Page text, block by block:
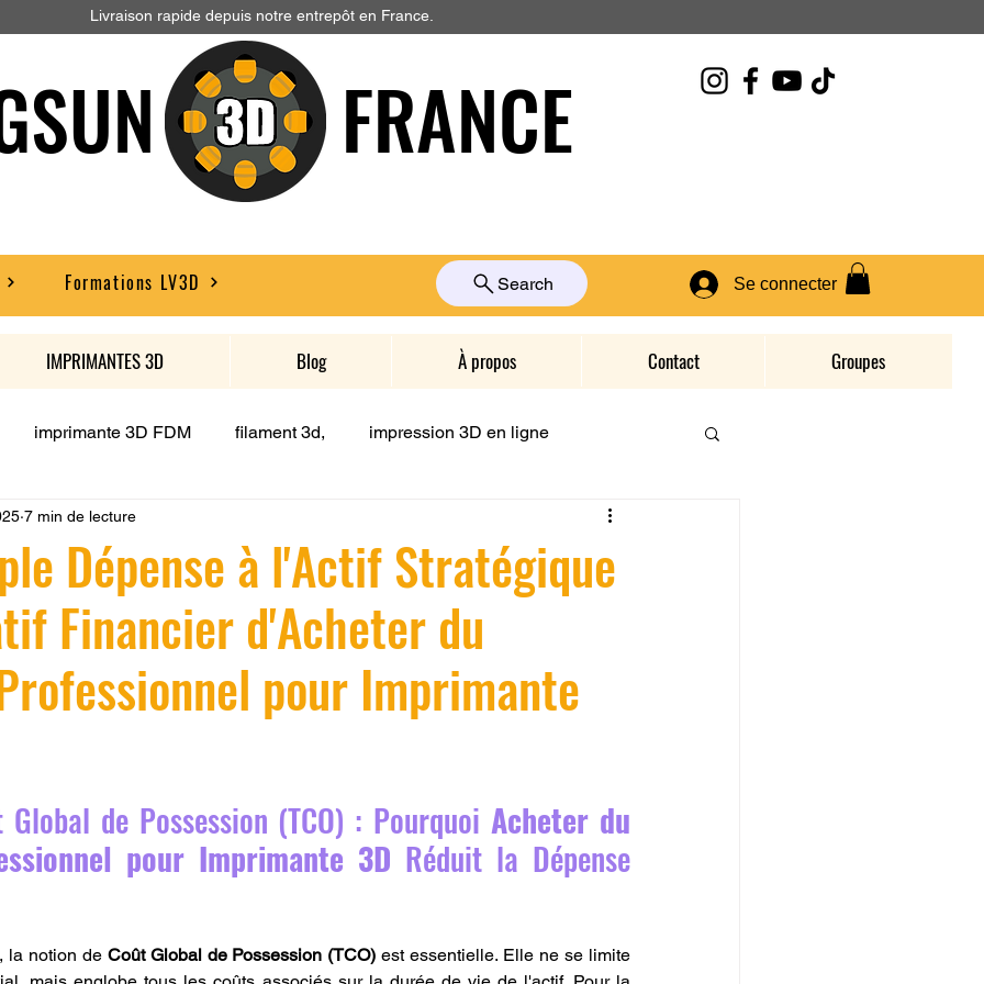
Livraison rapide depuis notre entrepôt en France.
FRANCE
Formations LV3D Se connecter
Search
IMPRIMANTES 3D Blog À propos Contact Groupes
imprimante 3D FDM filament 3d, impression 3D en ligne
Formation
l'impression 3D CPF impression 3D à la demande
une piece en 3D Filament PETG Filament ABS
fusion 360 Formation CREALITY PRINT
Dépense à l'Actif Stratégique
Financier d'Acheter du
pour Imprimante
7 min de lecture
5.
de Possession (TCO) : Pourquoi Acheter du
pour Imprimante 3D Réduit la Dépense
la notion de Coût Global de Possession (TCO) est essentielle. Elle ne se limite